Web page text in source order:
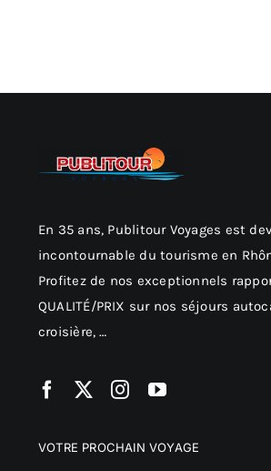
En 35 ans, Publitour Voyages est
incontournable du tourisme en
Profitez de nos exceptionnels
QUALITÉ/PRIX sur nos séjours
croisière, …
VOTRE PROCHAIN VOYAGE